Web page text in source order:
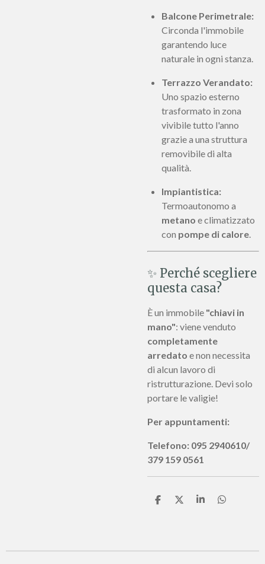
Balcone Perimetrale:
Circonda l'immobile
garantendo luce
naturale in ogni stanza.
Terrazzo Verandato:
Uno spazio esterno
trasformato in zona
vivibile tutto l'anno
grazie a una struttura
removibile di alta
qualità.
Impiantistica:
Termoautonomo a
metano e climatizzato
con pompe di calore.
✨ Perché scegliere
questa casa?
È un immobile "chiavi in
mano": viene venduto
completamente
arredato e non necessita
di alcun lavoro di
ristrutturazione. Devi solo
portare le valigie!
Per appuntamenti:
Telefono: 095 2940610/
379 159 0561
C
v
C
v
C
v
C
v